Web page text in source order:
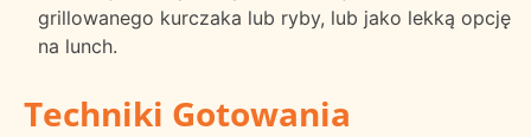
grillowanego kurczaka lub ryby, lub jako lekką opcję
na lunch.
Techniki Gotowania